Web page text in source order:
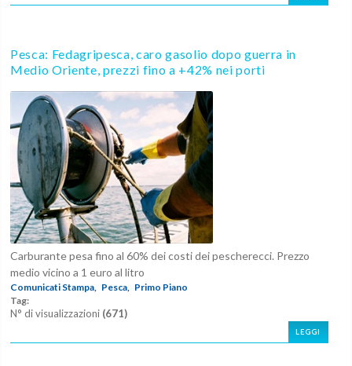
Pesca: Fedagripesca, caro gasolio dopo guerra in
Medio Oriente, prezzi fino a +42% nei porti
Carburante pesa fino al 60% dei costi dei pescherecci. Prezzo
medio vicino a 1 euro al litro
Comunicati Stampa, Pesca,
Primo Piano
Tag:
N° di visualizzazioni (671)
LEGGI